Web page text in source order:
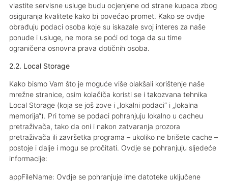
vlastite servisne usluge budu ocjenjene od strane kupaca zbog
osiguranja kvalitete kako bi povećao promet. Kako se ovdje
obrađuju podaci osoba koje su iskazale svoj interes za naše
ponude i usluge, ne mora se poći od toga da su time
ograničena osnovna prava dotičnih osoba.
2.2. Local Storage
Kako bismo Vam što je moguće više olakšali korištenje naše
mrežne stranice, osim kolačiča koristi se i takozvana tehnika
Local Storage (koja se još zove i „lokalni podaci“ i „lokalna
memorija“). Pri tome se podaci pohranjuju lokalno u cacheu
pretraživača, tako da oni i nakon zatvaranja prozora
pretraživača ili završetka programa – ukoliko ne brišete cache –
postoje i dalje i mogu se pročitati. Ovdje se pohranjuju sljedeće
informacije:
appFileName: Ovdje se pohranjuje ime datoteke uključene